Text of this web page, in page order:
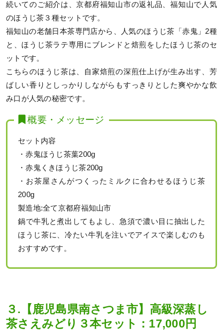
続いてのご紹介は、京都府福知山市の返礼品、福知山で人気
のほうじ茶３種セットです。
福知山の老舗日本茶専門店から、人気のほうじ茶「赤鬼」2種
と、ほうじ茶ラテ専用にブレンドと焙煎をしたほうじ茶のセ
ットです。
こちらのほうじ茶は、自家焙煎の深煎仕上げが生み出す、芳
ばしい香りとしっかりしながらもすっきりとした爽やかな飲
み口が人気の秘密です。
概要・メッセージ
セット内容
・赤鬼ほうじ茶葉200g
・赤鬼くきほうじ茶200g
・お茶屋さんがつくったミルクに合わせるほうじ茶
200g
製造地:全て京都府福知山市
鍋で牛乳と煮出してもよし、急須で濃い目に抽出した
ほうじ茶に、冷たい牛乳を注いでアイスで楽しむのも
おすすめです。
３.【鹿児島県南さつま市】高級深蒸し
茶さえみどり３本セット：17,000円